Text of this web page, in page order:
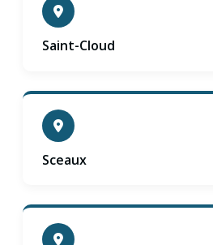
Saint-Cloud
Sceaux